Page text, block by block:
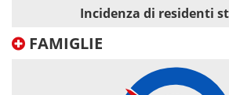
Incidenza di residenti
FAMIGLIE